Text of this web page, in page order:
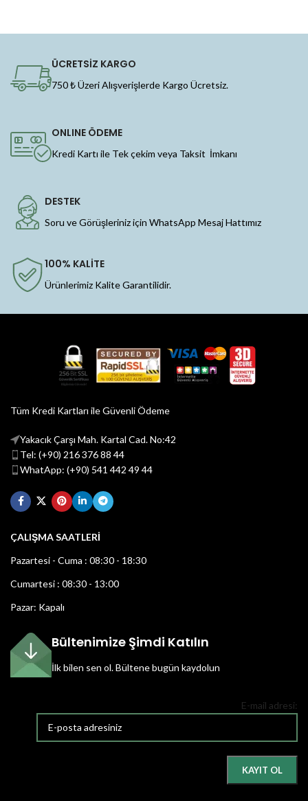
ÜCRETSİZ KARGO
750 ₺ Üzeri Alışverişlerde Kargo Ücretsiz.
ONLINE ÖDEME
Kredi Kartı ile Tek çekim veya Taksit İmkanı
DESTEK
Soru ve Görüşleriniz için WhatsApp Mesaj Hattımız
100% KALİTE
Ürünlerimiz Kalite Garantilidir.
Tüm Kredi Kartları ile Güvenli Ödeme
Yakacık Çarşı Mah. Kartal Cad. No:42
Tel: (+90) 216 376 88 44
WhatApp: (+90) 541 442 49 44
ÇALIŞMA SAATLERİ
Pazartesi - Cuma : 08:30 - 18:30
Cumartesi : 08:30 - 13:00
Pazar: Kapalı
Bültenimize Şimdi Katılın
İlk bilen sen ol.Bültene bugün kaydolun
E-mail adresi: